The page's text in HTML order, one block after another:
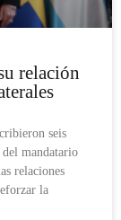
relación
seis
mandatario
relaciones
la